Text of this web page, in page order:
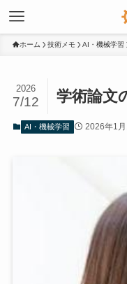
ホーム 技術メモ AI・機械学習
学術論文
2026
7/12
AI・機械学習 2026年1月